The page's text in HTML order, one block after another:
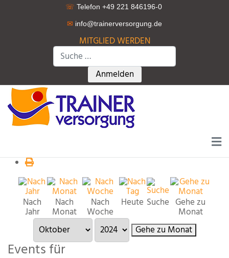
☏ Telefon +49 221 846196-0
✉ info@trainerversorgung.de
MITGLIED WERDEN
Suchen
Type 2 or more characters for
Anmelden
Nach
Jahr
Nach
Monat
Nach
Woche
Heute Suche Gehe zu
Monat
Gehe zu Monat
Events für